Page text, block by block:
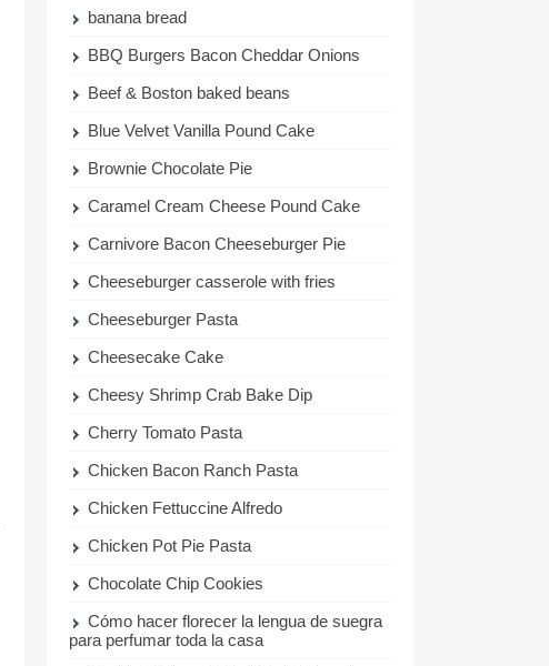
banana bread
BBQ Burgers Bacon Cheddar Onions
Beef & Boston baked beans
Blue Velvet Vanilla Pound Cake
Brownie Chocolate Pie
Caramel Cream Cheese Pound Cake
Carnivore Bacon Cheeseburger Pie
Cheeseburger casserole with fries
Cheeseburger Pasta
Cheesecake Cake
Cheesy Shrimp Crab Bake Dip
Cherry Tomato Pasta
Chicken Bacon Ranch Pasta
Chicken Fettuccine Alfredo
Chicken Pot Pie Pasta
Chocolate Chip Cookies
Cómo hacer florecer la lengua de suegra
para perfumar toda la casa